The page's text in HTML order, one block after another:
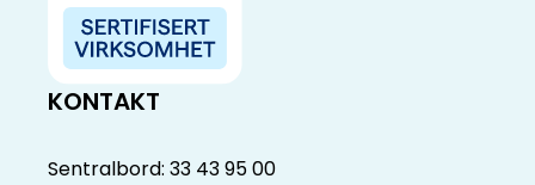
KONTAKT
Sentralbord: 33 43 95 00